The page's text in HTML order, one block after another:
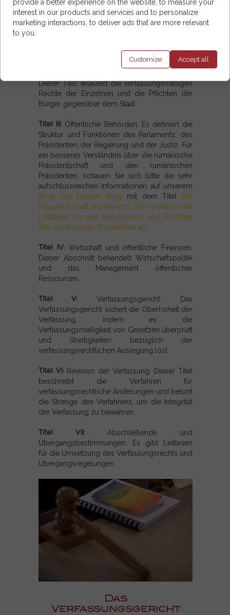
Titel I:Allgemeine Grundsätze. Dieser
Unabhängigkeit und territorialer Einheit.
Dieser Titel erläutert die verfassungsmäßigen
Rechte der Einzelnen und die Pflichten der
Bürger gegenüber dem Staat.
Titel III: Öffentliche Behörden. Es definiert die
Struktur und Funktionen des Parlaments, des
Präsidenten, der Regierung und der Justiz. Für
ein besseres Verständnis über die rumänische
Präsidentschaft und den rumänischen
Präsidenten, schauen Sie sich bitte die sehr
aufschlussreichen Informationen auf unserem
Blog The Lawyer Blog mit dem Titel
Die
Präsidentschaft Rumäniens: Ein umfassender
Leitfaden zu den Befugnissen und Pflichten
des rumänischen Präsidenten an
Titel IV:Wirtschaft und öffentliche Finanzen.
Dieser Abschnitt behandelt Wirtschaftspolitik
und das Management öffentlicher
Ressourcen.
Titel V: Verfassungsgericht. Das
Verfassungsgericht sichert die Oberhoheit der
Verfassung, indem es die
Verfassungsmäßigkeit von Gesetzen überprüft
und Streitigkeiten bezüglich der
verfassungsrechtlichen Auslegung löst.
Titel VI: Revision der Verfassung. Dieser Titel
beschreibt die Verfahren für
verfassungsrechtliche Änderungen und betont
die Strenge des Verfahrens, um die Integrität
der Verfassung zu bewahren.
Titel VII: Abschließende und
Übergangsbestimmungen. Es gibt Leitlinien
für die Umsetzung des Verfassungsrechts und
Übergangsregelungen.
Das
Verfassungsgericht
provide a better experience on the website, to measure your
interest in our products and services and to personalize
marketing interactions, to deliver ads that are more relevant
to you.
Customize Accept all